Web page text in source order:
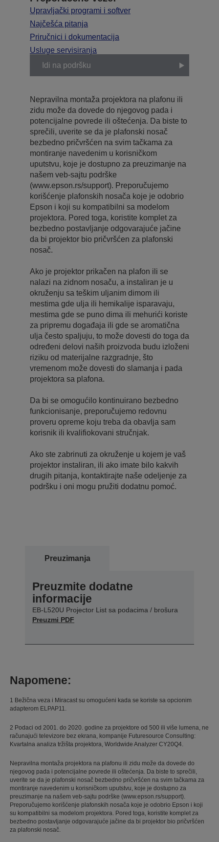
Upravljački programi i softver
Najčešća pitanja
Priručnici i dokumentacija
Usluge servisiranja
Idi na podršku
Nepravilna montaža projektora na plafonu ili
zidu može da dovede do njegovog pada i
potencijalne povrede ili oštećenja. Da biste to
sprečili, uverite se da je plafonski nosač
bezbedno pričvršćen na svim tačkama za
montiranje navedenim u korisničkom
uputstvu, koje je dostupno za preuzimanje na
našem veb-sajtu podrške
(www.epson.rs/support). Preporučujemo
korišćenje plafonskih nosača koje je odobrio
Epson i koji su kompatibilni sa modelom
projektora. Pored toga, koristite komplet za
bezbedno postavljanje odgovarajuće jačine
da bi projektor bio pričvršćen za plafonski
nosač.
Ako je projektor prikačen na plafon ili se
nalazi na zidnom nosaču, a instaliran je u
okruženju sa teškim uljanim dimom ili
mestima gde ulja ili hemikalije isparavaju,
mestima gde se puno dima ili mehurići koriste
za pripremu događaja ili gde se aromatična
ulja često spaljuju, to može dovesti do toga da
određeni delovi naših proizvoda budu izloženi
riziku od materijalne razgradnje, što
vremenom može dovesti do slamanja i pada
projektora sa plafona.
Da bi se omogućilo kontinuirano bezbedno
funkcionisanje, preporučujemo redovnu
proveru opreme koju treba da obavlja sam
korisnik ili kvalifiokovani stručnjak.
Ako ste zabrinuti za okruženje u kojem je vaš
projektor instaliran, ili ako imate bilo kakvih
drugih pitanja, kontaktirajte naše odeljenje za
podršku i oni mogu pružiti dodatnu pomoć.
Preuzimanja
Preuzmite dodatne
informacije
EB-L520U Projector List sa podacima / brošura
Preuzmi PDF
Napomene:
1 Bežična veza i Miracast su omogućeni kada se koriste sa opcionim
adapterom ELPAP11.
2 Podaci od 2001. do 2020. godine za projektore od 500 ili više lumena, ne
računajući televizore bez ekrana, kompanije Futuresource Consulting:
Kvartalna analiza tržišta projektora, Worldwide Analyzer CY20Q4.
Nepravilna montaža projektora na plafonu ili zidu može da dovede do
njegovog pada i potencijalne povrede ili oštećenja. Da biste to sprečili,
uverite se da je plafonski nosač bezbedno pričvršćen na svim tačkama za
montiranje navedenim u korisničkom uputstvu, koje je dostupno za
preuzimanje na našem veb-sajtu podrške (www.epson.rs/support).
Preporučujemo korišćenje plafonskih nosača koje je odobrio Epson i koji
su kompatibilni sa modelom projektora. Pored toga, koristite komplet za
bezbedno postavljanje odgovarajuće jačine da bi projektor bio pričvršćen
za plafonski nosač.